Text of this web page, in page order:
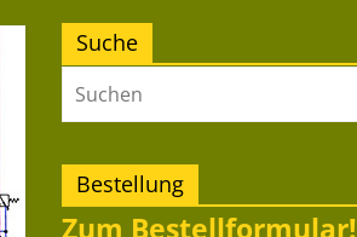
Suche
Bestellung
Zum Bestellformular!